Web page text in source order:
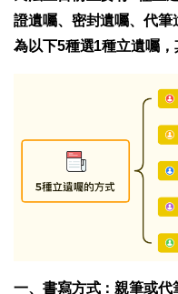
證遺囑、密封遺囑、代
為以下5種選1種立遺囑，
一、書寫方式：親筆或代